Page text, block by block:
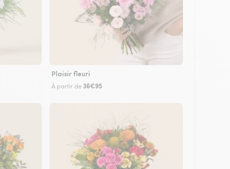
Plaisir fleuri
À partir de 36€95